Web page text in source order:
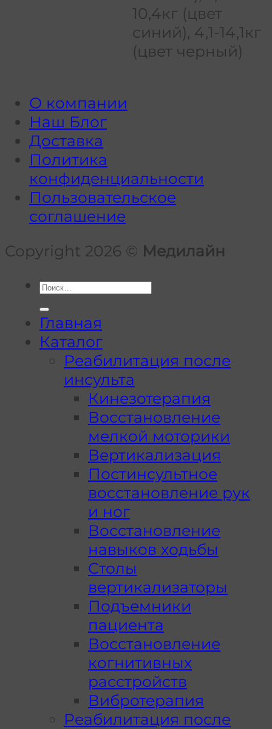
10,4кг (цвет
синий), 4,1-14,1кг
(цвет черный)
О компании
Наш Блог
Доставка
Политика
конфиденциальности
Пользовательское
соглашение
Copyright 2026 © Медилайн
Искать:
Главная
Каталог
Реабилитация после
инсульта
Кинезотерапия
Восстановление
мелкой моторики
Вертикализация
Постинсультное
восстановление рук
и ног
Восстановление
навыков ходьбы
Столы
вертикализаторы
Подъемники
пациента
Восстановление
когнитивных
расстройств
Вибротерапия
Реабилитация после